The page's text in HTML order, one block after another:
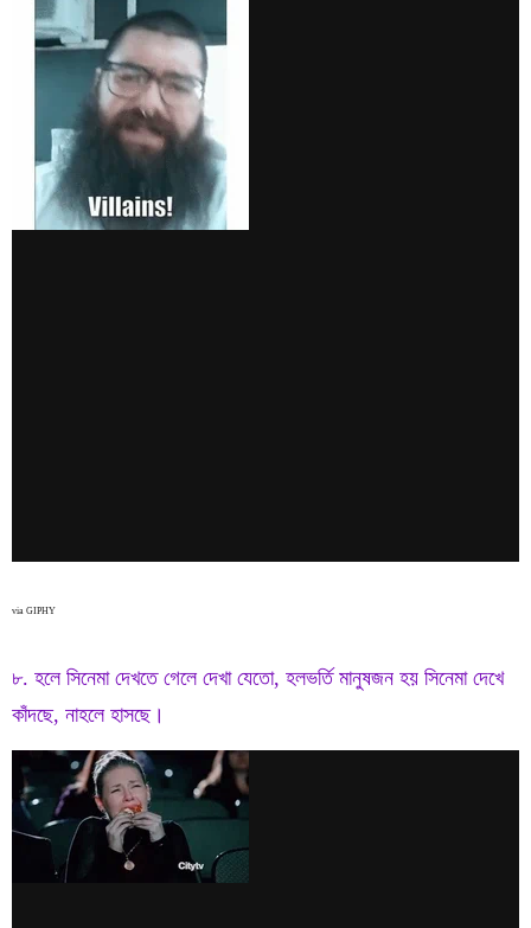
via GIPHY
৮. হলে সিনেমা দেখতে গেলে দেখা যেতো, হলভর্তি মানুষজন হয় সিনেমা দেখে
কাঁদছে, নাহলে হাসছে।